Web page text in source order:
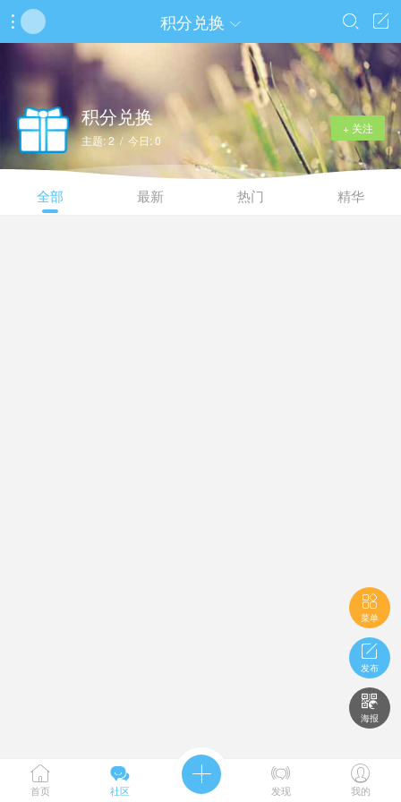
 积分兑换  

+ 关注
积分兑换
主题: 2 / 今日: 0
全部 最新 热门 精华

菜单

发布

海报

首页

社区
 
发现

我的